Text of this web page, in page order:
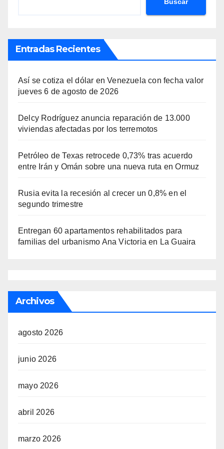
Entradas Recientes
Así se cotiza el dólar en Venezuela con fecha valor
jueves 6 de agosto de 2026
Delcy Rodríguez anuncia reparación de 13.000
viviendas afectadas por los terremotos
Petróleo de Texas retrocede 0,73% tras acuerdo
entre Irán y Omán sobre una nueva ruta en Ormuz
Rusia evita la recesión al crecer un 0,8% en el
segundo trimestre
Entregan 60 apartamentos rehabilitados para
familias del urbanismo Ana Victoria en La Guaira
Archivos
agosto 2026
junio 2026
mayo 2026
abril 2026
marzo 2026